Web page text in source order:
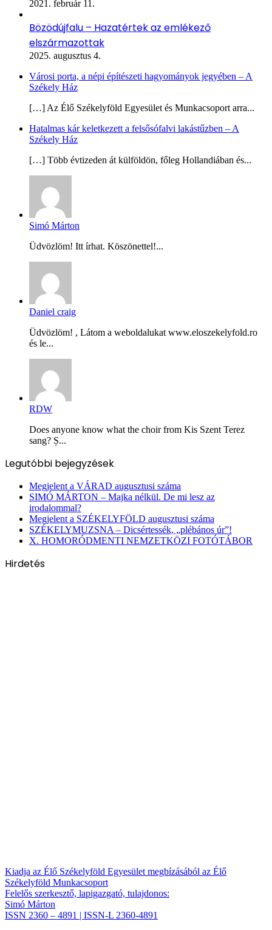
2021. február 11.
Bözödújfalu – Hazatértek az emlékező
elszármazottak
2025. augusztus 4.
Városi porta, a népi építészeti hagyományok jegyében – A
Székely Ház
[…] Az Élő Székelyföld Egyesület és Munkacsoport arra...
Hatalmas kár keletkezett a felsősófalvi lakástűzben – A
Székely Ház
[…] Több évtizeden át külföldön, főleg Hollandiában és...
Simó Márton
Üdvözlöm! Itt írhat. Köszönettel!...
Daniel craig
Üdvözlöm! , Látom a weboldalukat www.eloszekelyfold.ro
és le...
RDW
Does anyone know what the choir from Kis Szent Terez
sang? Ș...
Legutóbbi bejegyzések
Megjelent a VÁRAD augusztusi száma
SIMÓ MÁRTON – Majka nélkül. De mi lesz az
irodalommal?
Megjelent a SZÉKELYFÖLD augusztusi száma
SZÉKELYMUZSNA – Dicsértessék, „plébános úr”!
X. HOMORÓDMENTI NEMZETKÖZI FOTÓTÁBOR
Hirdetés
Kiadja az Élő Székelyföld Egyesület megbízásából az Élő
Székelyföld Munkacsoport
Felelős szerkesztő, lapigazgató, tulajdonos:
Simó Márton
ISSN 2360 – 4891 | ISSN-L 2360-4891